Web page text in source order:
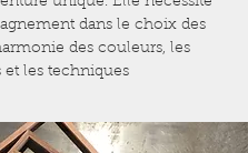
dans le choix des
des couleurs, les
les techniques